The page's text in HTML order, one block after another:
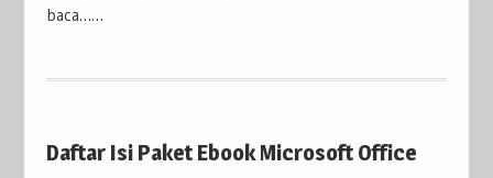
baca……
Daftar Isi Paket Ebook Microsoft Office